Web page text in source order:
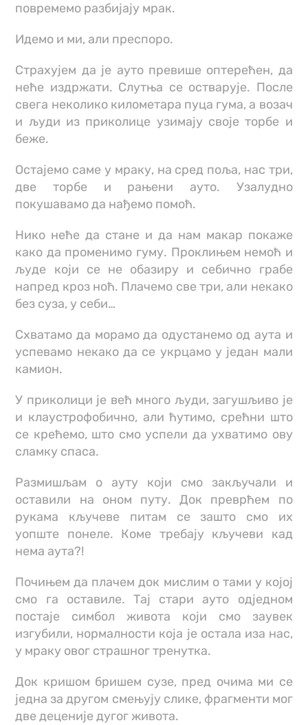
повремемо разбијају мрак.
Идемо и ми, али преспоро.
Страхујем да је ауто превише оптерећен, да
неће издржати. Слутња се остварује. После
свега неколико километара пуца гума, а возач
и људи из приколице узимају своје торбе и
беже.
Остајемо саме у мраку, на сред поља, нас три,
две торбе и рањени ауто. Узалудно
покушавамо да нађемо помоћ.
Нико неће да стане и да нам макар покаже
како да променимо гуму. Проклињем немоћ и
људе који се не обазиру и себично грабе
напред кроз ноћ. Плачемо све три, али некако
без суза, у себи…
Схватамо да морамо да одустанемо од аута и
успевамо некако да се укрцамо у један мали
камион.
У приколици је већ много људи, загушљиво је
и клаустрофобично, али ћутимо, срећни што
се крећемо, што смо успели да ухватимо ову
сламку спаса.
Размишљам о ауту који смо закључали и
оставили на оном путу. Док преврћем по
рукама кључеве питам се зашто смо их
уопште понеле. Коме требају кључеви кад
нема аута?!
Почињем да плачем док мислим о тами у којој
смо га оставиле. Тај стари ауто одједном
постаје симбол живота који смо заувек
изгубили, нормалности која је остала иза нас,
у мраку овог страшног тренутка.
Док кришом бришем сузе, пред очима ми се
једна за другом смењују слике, фрагменти мог
две деценије дугог живота.